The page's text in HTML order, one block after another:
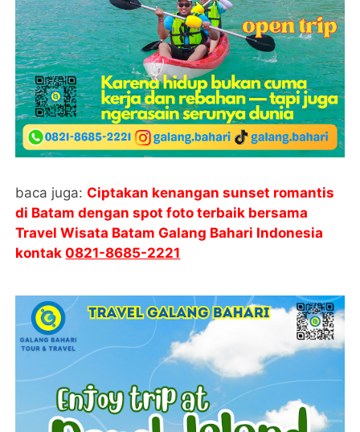
baca juga:Ciptakan kenangan sunset romantis
di Batam dengan spot foto terbaik bersama
Travel Wisata Batam Galang Bahari Indonesia
kontak0821-8685-2221